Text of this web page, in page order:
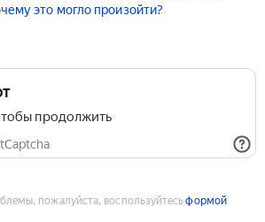
это могло произойти?
продолжить
пожалуйста, воспользуйтесьформой